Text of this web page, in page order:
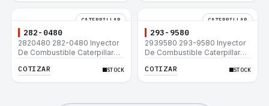
CATERPILLAR
282-0480
2820480 282-0480 Inyector
De Combustible Caterpillar®
COTIZAR STOCK
CATERPILLAR
293-9580
2939580 293-9580 Inyector
De Combustible Caterpillar®
COTIZAR STOCK